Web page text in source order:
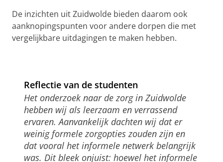
De inzichten uit Zuidwolde bieden daarom ook
aanknopingspunten voor andere dorpen die met
vergelijkbare uitdagingen te maken hebben.
Reflectie van de studenten
Het onderzoek naar de zorg in Zuidwolde
hebben wij als leerzaam en verrassend
ervaren. Aanvankelijk dachten wij dat er
weinig formele zorgopties zouden zijn en
dat vooral het informele netwerk belangrijk
was. Dit bleek onjuist: hoewel het informele